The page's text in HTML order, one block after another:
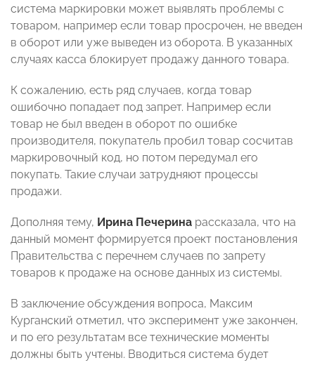
система маркировки может выявлять проблемы с
товаром, например если товар просрочен, не введен
в оборот или уже выведен из оборота. В указанных
случаях касса блокирует продажу данного товара.
К сожалению, есть ряд случаев, когда товар
ошибочно попадает под запрет. Например если
товар не был введен в оборот по ошибке
производителя, покупатель пробил товар сосчитав
маркировочный код, но потом передумал его
покупать. Такие случаи затрудняют процессы
продажи.
Дополняя тему, Ирина Печерина рассказала, что на
данный момент формируется проект постановления
Правительства с перечнем случаев по запрету
товаров к продаже на основе данных из системы.
В заключение обсуждения вопроса, Максим
Курганский отметил, что эксперимент уже закончен,
и по его результатам все технические моменты
должны быть учтены. Вводиться система будет